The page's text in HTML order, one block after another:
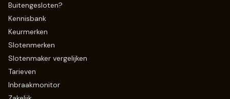
Buitengesloten?
Kennisbank
Keurmerken
Slotenmerken
Slotenmaker vergelijken
Tarieven
Inbraakmonitor